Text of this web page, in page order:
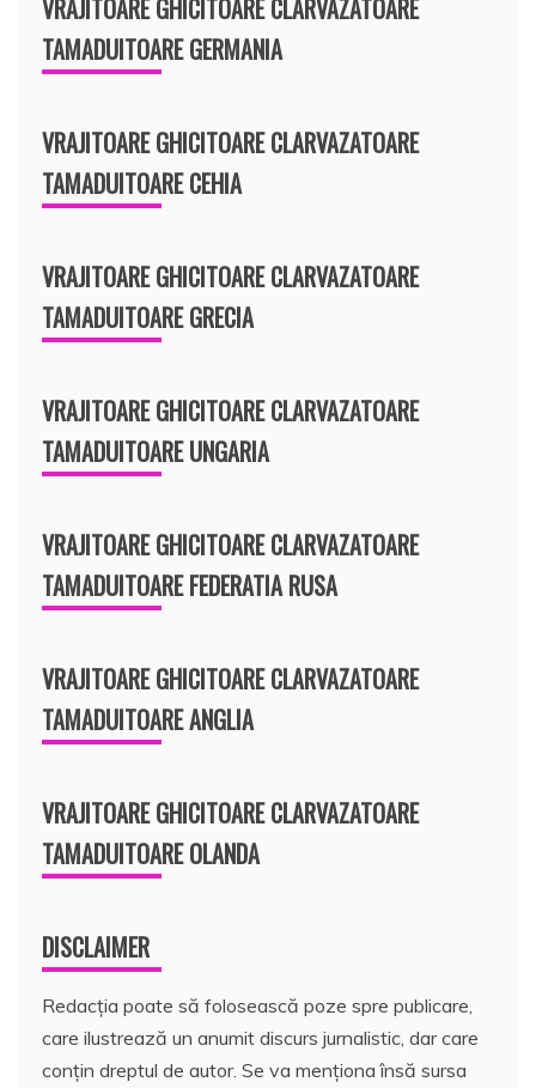
VRAJITOARE GHICITOARE CLARVAZATOARE
TAMADUITOARE GERMANIA
VRAJITOARE GHICITOARE CLARVAZATOARE
TAMADUITOARE CEHIA
VRAJITOARE GHICITOARE CLARVAZATOARE
TAMADUITOARE GRECIA
VRAJITOARE GHICITOARE CLARVAZATOARE
TAMADUITOARE UNGARIA
VRAJITOARE GHICITOARE CLARVAZATOARE
TAMADUITOARE FEDERATIA RUSA
VRAJITOARE GHICITOARE CLARVAZATOARE
TAMADUITOARE ANGLIA
VRAJITOARE GHICITOARE CLARVAZATOARE
TAMADUITOARE OLANDA
DISCLAIMER
Redacția poate să folosească poze spre publicare,
care ilustrează un anumit discurs jurnalistic, dar care
conțin dreptul de autor. Se va menționa însă sursa